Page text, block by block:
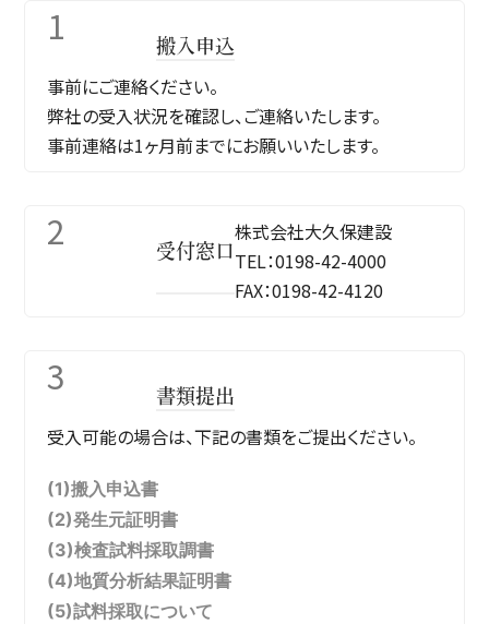
1 搬入申込
事前にご連絡ください。
弊社の受入状況を確認し、ご連絡いたします。
事前連絡は1ヶ月前までにお願いいたします。
2 受付窓口
株式会社大久保建設
TEL：0198-42-4000
FAX：0198-42-4120
3 書類提出
受入可能の場合は、下記の書類をご提出ください。
(1)搬入申込書
(2)発生元証明書
(3)検査試料採取調書
(4)地質分析結果証明書
(5)試料採取について